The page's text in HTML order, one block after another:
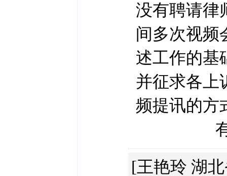
没有聘请律
间多次视频
述工作的基
并征求各上
频提讯的方
[王艳玲 湖